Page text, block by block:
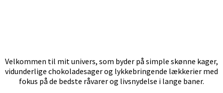
Velkommen til mit univers, som byder på simple skønne kager,
vidunderlige chokoladesager og lykkebringende lækkerier med
fokus på de bedste råvarer og livsnydelse i lange baner.